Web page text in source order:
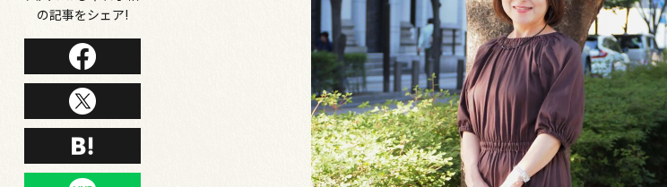
の記事をシェア!